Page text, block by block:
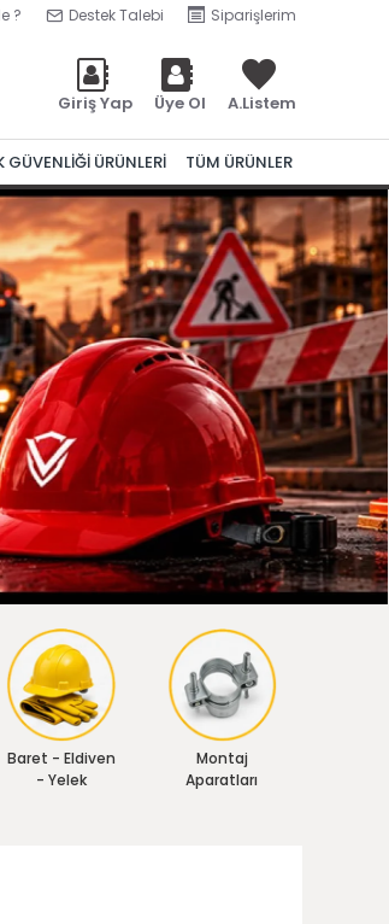
? Destek Talebi Siparişlerim
Giriş Yap Üye Ol A.Listem
GÜVENLİĞİ ÜRÜNLERİ TÜM ÜRÜNLER
Baret - Eldiven
- Yelek
Montaj
Aparatları